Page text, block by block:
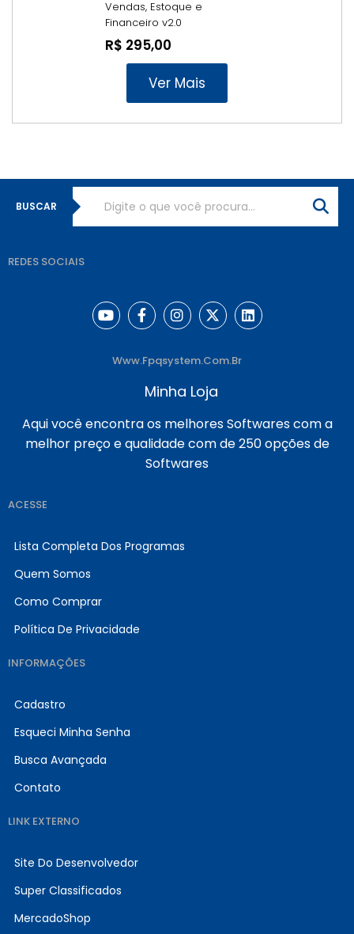
Vendas, Estoque e
Financeiro v2.0
R$ 295,00
Ver Mais
BUSCAR
REDES SOCIAIS
Www.fpqsystem.com.br
Minha Loja
Aqui você encontra os melhores Softwares com a
melhor preço e qualidade com de 250 opções de
Softwares
ACESSE
Lista Completa Dos Programas
Quem Somos
Como Comprar
Política De Privacidade
INFORMAÇÕES
Cadastro
Esqueci Minha Senha
Busca Avançada
Contato
LINK EXTERNO
Site Do Desenvolvedor
Super Classificados
MercadoShop